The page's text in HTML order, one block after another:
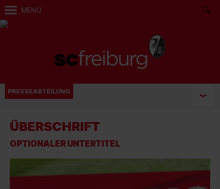
MENÜ
PRESSEABTEILUNG
ÜBERSCHRIFT
OPTIONALER UNTERTITEL